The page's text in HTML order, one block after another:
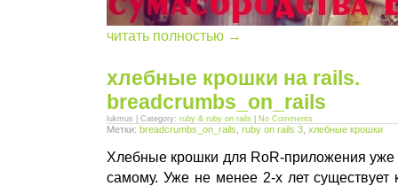
читать полностью →
хлебные крошки на rails.
breadcrumbs_on_rails
lukmus | Category: ruby & ruby on rails No Comments
Метки: breadcrumbs_on_rails ruby on rails 3 хлебные крошки
Хлебные крошки для RoR-приложения уже
самому. Уже не менее 2-х лет